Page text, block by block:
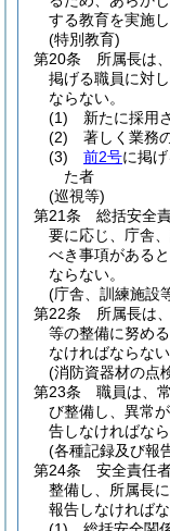
する教育を実施
(特別教育)
第20条
所属長は、
掲げる職員に対
ならない。
(1)
新たに採用
(2)
著しく業務
(3)
前2号に掲
た者
(巡視等)
第21条
総括安全
要に応じ、庁舎
べき事項がある
ならない。
(庁舎、訓練施設
第22条
所属長は
等の整備に努め
なければならない
(消防資器材の点
第23条
職員は、
び整備し、異常
告しなければなら
(各種記録及び報
第24条
安全責任
整備し、所属長
報告しなければな